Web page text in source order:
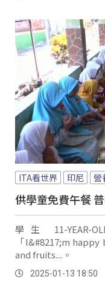
ITA看世界 印尼 營
供學童免費午餐
學生 11-YEAR-
「I&#8217;m
and fruits....。
2025-01-13 18:50